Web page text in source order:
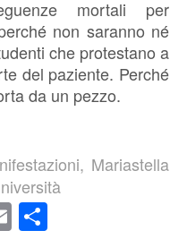
mortali per
non saranno né
che protestano a
del paziente. Perché
da un pezzo.
, Mariastella
Email